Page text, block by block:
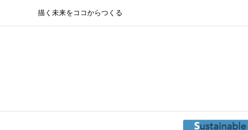
描く未来をココからつくる